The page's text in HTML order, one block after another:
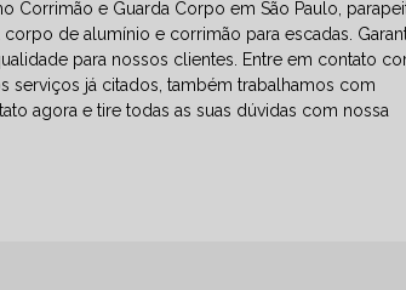
e Guarda Corpo em São Paulo,
de alumínio e corrimão para escadas.
para nossos clientes. Entre em contato
serviços já citados, também trabalhamos com
agora e tire todas as suas dúvidas com nossa